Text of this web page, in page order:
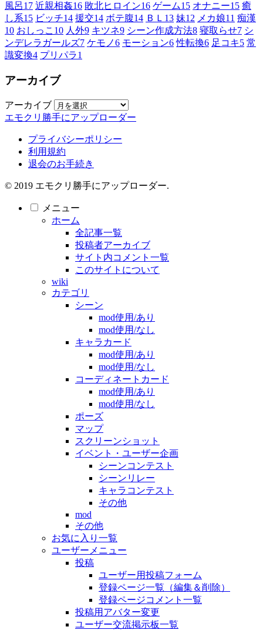
風呂17 近親相姦16 敗北ヒロイン16 ゲーム15 オナニー15 癒
し系15 ビッチ14 援交14 ボテ腹14 ＢＬ 13 妹12 メカ娘11 痴漢
10 おしっこ 10 人外9 キツネ9 シーン作成方法8 寝取らせ7 シ
ンデレラガールズ7 ケモノ6 モーション6 性転換6 足コキ5 常
識変換4 プリパラ1
アーカイブ
アーカイブ
エモクリ勝手にアップローダー
プライバシーポリシー
利用規約
退会のお手続き
© 2019 エモクリ勝手にアップローダー.
メニュー
ホーム
全記事一覧
投稿者アーカイブ
サイト内コメント一覧
このサイトについて
wiki
カテゴリ
シーン
mod使用/あり
mod使用/なし
キャラカード
mod使用/あり
mod使用/なし
コーディネートカード
mod使用/あり
mod使用/なし
ポーズ
マップ
スクリーンショット
イベント・ユーザー企画
シーンコンテスト
シーンリレー
キャラコンテスト
その他
mod
その他
お気に入り一覧
ユーザーメニュー
投稿
ユーザー用投稿フォーム
登録ページ一覧（編集＆削除）
登録ページコメント一覧
投稿用アバター変更
ユーザー交流掲示板一覧